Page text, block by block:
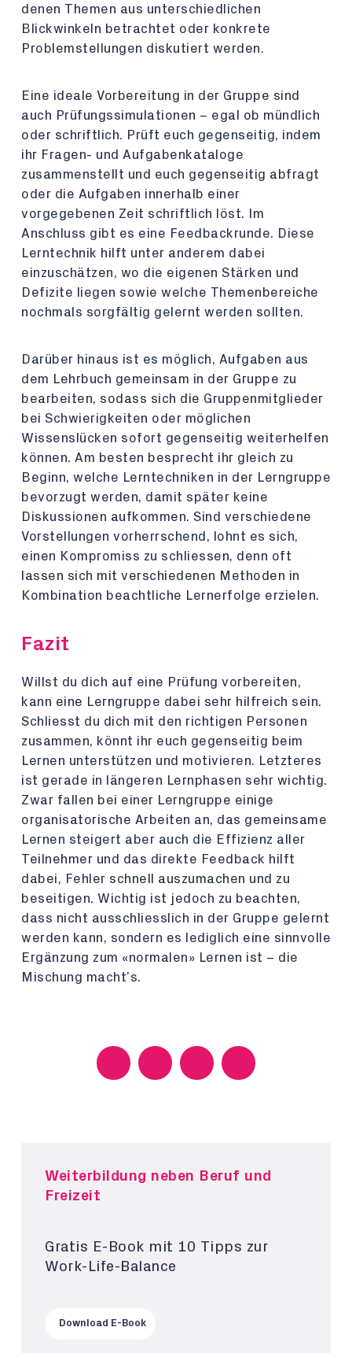
denen Themen aus unterschiedlichen
Blickwinkeln betrachtet oder konkrete
Problemstellungen diskutiert werden.
Eine ideale Vorbereitung in der Gruppe sind
auch Prüfungssimulationen – egal ob mündlich
oder schriftlich. Prüft euch gegenseitig, indem
ihr Fragen- und Aufgabenkataloge
zusammenstellt und euch gegenseitig abfragt
oder die Aufgaben innerhalb einer
vorgegebenen Zeit schriftlich löst. Im
Anschluss gibt es eine Feedbackrunde. Diese
Lerntechnik hilft unter anderem dabei
einzuschätzen, wo die eigenen Stärken und
Defizite liegen sowie welche Themenbereiche
nochmals sorgfältig gelernt werden sollten.
Darüber hinaus ist es möglich, Aufgaben aus
dem Lehrbuch gemeinsam in der Gruppe zu
bearbeiten, sodass sich die Gruppenmitglieder
bei Schwierigkeiten oder möglichen
Wissenslücken sofort gegenseitig weiterhelfen
können. Am besten besprecht ihr gleich zu
Beginn, welche Lerntechniken in der Lerngruppe
bevorzugt werden, damit später keine
Diskussionen aufkommen. Sind verschiedene
Vorstellungen vorherrschend, lohnt es sich,
einen Kompromiss zu schliessen, denn oft
lassen sich mit verschiedenen Methoden in
Kombination beachtliche Lernerfolge erzielen.
Fazit
Willst du dich auf eine Prüfung vorbereiten,
kann eine Lerngruppe dabei sehr hilfreich sein.
Schliesst du dich mit den richtigen Personen
zusammen, könnt ihr euch gegenseitig beim
Lernen unterstützen und motivieren. Letzteres
ist gerade in längeren Lernphasen sehr wichtig.
Zwar fallen bei einer Lerngruppe einige
organisatorische Arbeiten an, das gemeinsame
Lernen steigert aber auch die Effizienz aller
Teilnehmer und das direkte Feedback hilft
dabei, Fehler schnell auszumachen und zu
beseitigen. Wichtig ist jedoch zu beachten,
dass nicht ausschliesslich in der Gruppe gelernt
werden kann, sondern es lediglich eine sinnvolle
Ergänzung zum «normalen» Lernen ist – die
Mischung macht’s.
Weiterbildung neben Beruf und
Freizeit
Gratis E-Book mit 10 Tipps zur
Work-Life-Balance
Download E-Book